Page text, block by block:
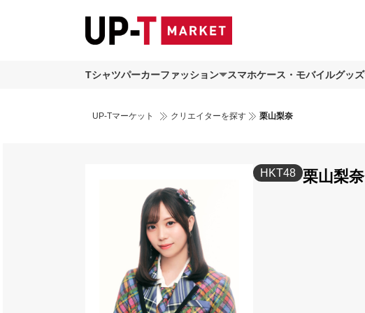
Tシャツパーカーファッション スマホケース・モバイルグッズ
UP-Tマーケット クリエイターを探す 栗山梨奈
HKT48 栗山梨奈